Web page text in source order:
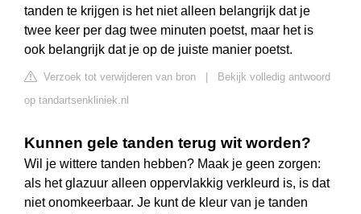
tanden te krijgen is het niet alleen belangrijk dat je
twee keer per dag twee minuten poetst, maar het is
ook belangrijk dat je op de juiste manier poetst.
Verzoek tot verwijderen van bron
Bekijk volledig antwoord
op tandartsenkliniek.nl
Kunnen gele tanden terug wit worden?
Wil je wittere tanden hebben? Maak je geen zorgen:
als het glazuur alleen oppervlakkig verkleurd is, is dat
niet onomkeerbaar. Je kunt de kleur van je tanden